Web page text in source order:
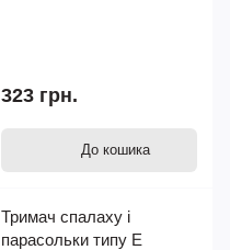
323 грн.
До кошика
Тримач спалаху і
парасольки типу Е